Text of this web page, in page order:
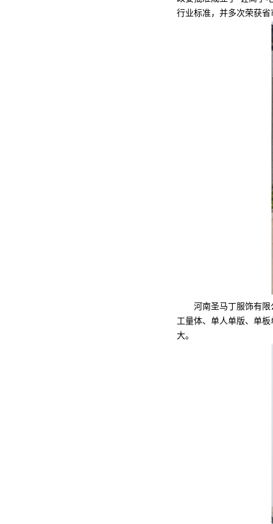
行业标准，并多次荣获
河南圣马丁服饰有限公
工量体、单人单版、单
大。